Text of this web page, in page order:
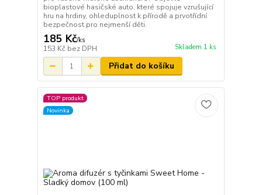
bioplastové hasičské auto, které spojuje vzrušující
hru na hrdiny, ohleduplnost k přírodě a prvotřídní
bezpečnost pro nejmenší děti.
185 Kč/ks
153 Kč bez DPH Skladem 1 ks
Přidat do košíku
TOP produkt
Novinka